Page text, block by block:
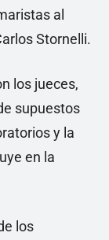
al
Stornelli.
los jueces,
supuestos
y la
en la
los